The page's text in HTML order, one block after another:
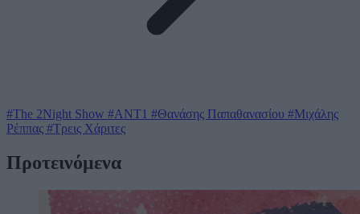
#The 2Night Show #ΑΝΤ1 #Θανάσης Παπαθανασίου #Μιχάλης
Ρέππας #Τρεις Χάριτες
Προτεινόμενα